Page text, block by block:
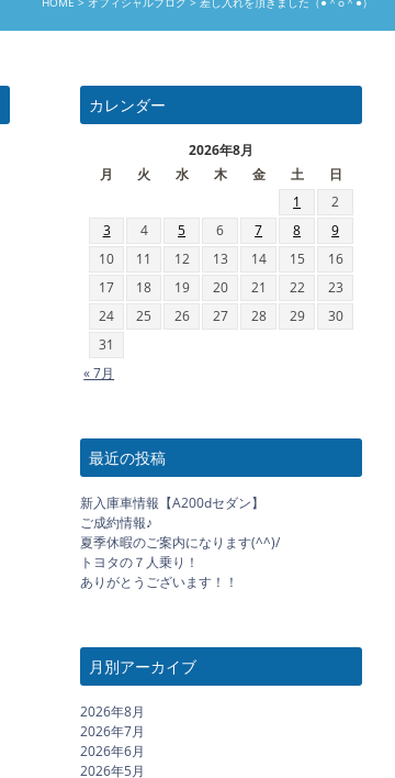
カレンダー
2026年8月
月
火 水 木 金 土
日
1
2
3
4 5 6 7 8
9
10
11 12 13 14 15
16
17
18 19 20 21 22
23
24
25 26 27 28 29
30
31
« 7月
最近の投稿
新入庫車情報【A200dセダン】
ご成約情報♪
夏季休暇のご案内になります(^^)/
トヨタの７人乗り！
ありがとうございます！！
月別アーカイブ
2026年8月
2026年7月
2026年6月
2026年5月